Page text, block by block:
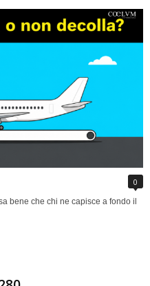
0
bene che chi ne capisce a fondo il